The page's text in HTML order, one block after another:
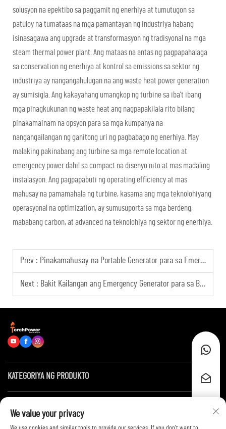
solusyon na epektibo sa paggamit ng enerhiya at tumutugon sa
patuloy na tumataas na mga pamantayan ng industriya habang
isinasagawa ang upgrade at transformasyon ng tradisyonal na mga
steam thermal power plant. Ang mataas na antas ng pagpapahalaga
sa conservation ng enerhiya at kontrol sa emissions sa sektor ng
industriya ay nangangahulugan na ang waste heat power generation
ay sumisigla. Ang kakayahang umangkop ng turbine sa iba’t ibang
mga pinagkukunan ng waste heat ang nagpapakilala rito bilang
pinakamainam na opsyon para sa mga kumpanya na
nangangailangan ng ganitong uri ng pagbabago ng enerhiya. May
malaking pakinabang ang turbine sa mga remote location at
emergency power dahil sa compact na disenyo nito at mas madaling
instalasyon. Ang pagpapabuti ng operating efficiency at mas
mahusay na pamamahala ng turbine, kasama ang mga teknolohiyang
operasyonal na optimization, ay sumusuporta sa mga berdeng,
mababang carbon, at advanced na teknolohiya ng sektor ng enerhiya.
Prev : Pinakamahusay na Portable Generator para sa Emergency Use
Next : Bakit Kailangan ang Emergency Generator para sa Bahay?
KATEGORIYA NG PRODUKTO
We value your privacy